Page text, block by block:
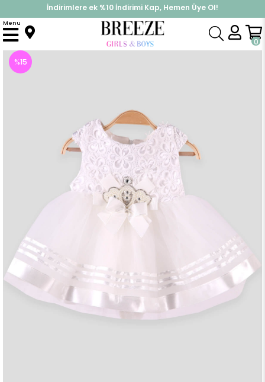
%30 Sepette Yaz İndirimi, Hemen Al!
İndirimlere ek %10 İndirimi Kap, Hemen Üye Ol!
0
Menu
Anasayfa Mevlüt Kıyafetleri
%15